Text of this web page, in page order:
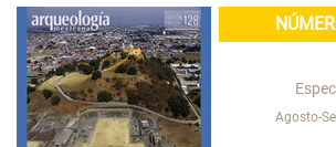
Agosto-